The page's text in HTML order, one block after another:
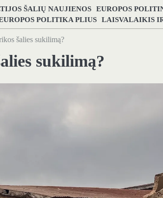
ŠALIŲ NAUJIENOS EUROPOS
POLITIKA PLIUS LAISVALAIKIS
šalies sukilimą?
sukilimą?